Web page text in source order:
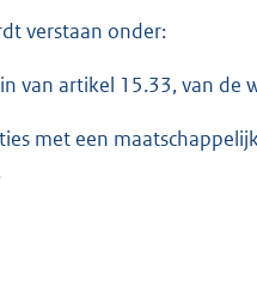
verstaan onder:
van artikel 15.33, van de
met een